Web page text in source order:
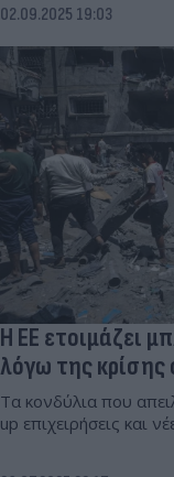
02.09.2025 19:03
Η ΕΕ ετοιμάζει
λόγω της κρίσης
Τα κονδύλια που
up επιχειρήσεις και